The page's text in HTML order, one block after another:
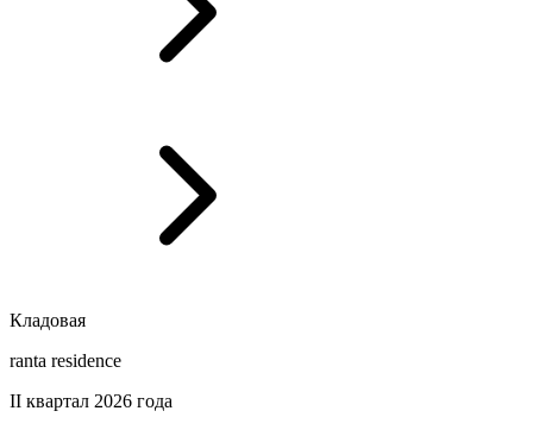
Кладовая
ranta residence
II квартал 2026 года